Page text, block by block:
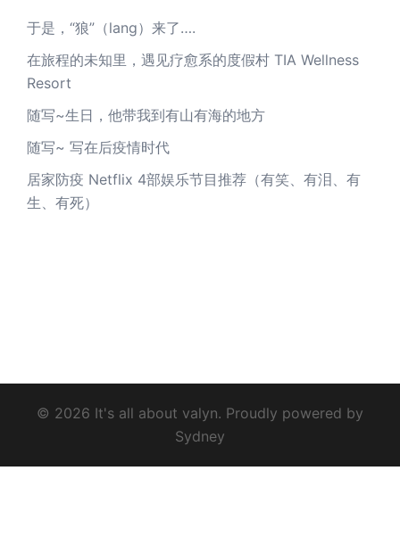
于是，“狼”（lang）来了….
在旅程的未知里，遇见疗愈系的度假村 TIA Wellness
Resort
随写~生日，他带我到有山有海的地方
随写~ 写在后疫情时代
居家防疫 Netflix 4部娱乐节目推荐（有笑、有泪、有
生、有死）
© 2026 It's all about valyn. Proudly powered by
Sydney